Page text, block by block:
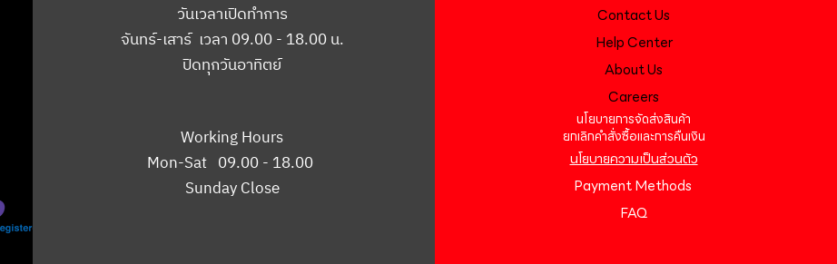
วันเวลาเปิดทำการ
จันทร์-เสาร์ เวลา 09.00 - 18.00 น.
ปิดทุกวันอาทิตย์
Working Hours
Mon-Sat 09.00 - 18.00
Sunday Close
Contact Us
Help Center
About Us
Careers
นโยบายการจัดส่งสินค้า
ยกเลิกคำสั่งซื้อและการคืนเงิน
นโยบายความเป็นส่วนตัว
Payment Methods
FAQ